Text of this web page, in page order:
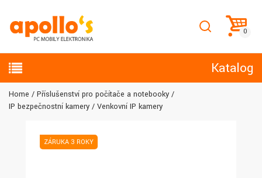
Katalog
Home
Příslušenství pro počítače a notebooky
IP bezpečnostní kamery
Venkovní IP kamery
ZÁRUKA 3 ROKY